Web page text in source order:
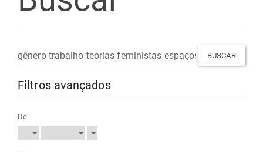
Pesquisar
termo
Filtros avançados
De